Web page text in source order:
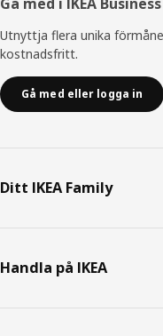
Utnyttja flera unika
kostnadsfritt.
Gå med eller logga in
Ditt IKEA Family
Handla på IKEA